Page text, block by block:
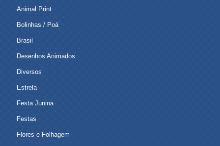
Animal Print
Bolinhas / Poá
Brasil
Desenhos Animados
Diversos
Estrela
Festa Junina
Festas
Flores e Folhagem